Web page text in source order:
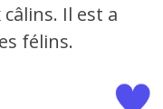
Il est a
félins.